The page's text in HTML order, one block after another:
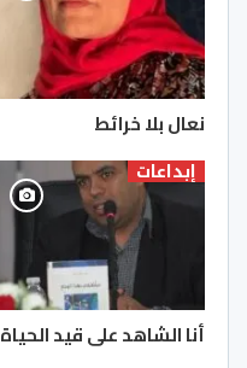
نعال بلا خرائط
إبداعات
أنا الشاهد على قيد الحياة